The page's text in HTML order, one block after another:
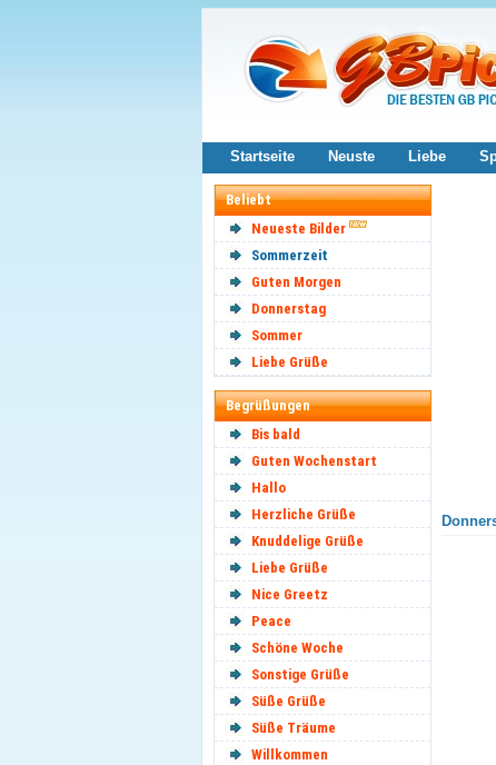
Startseite Neuste Liebe
Beliebt
Neueste Bilder
Sommerzeit
Guten Morgen
Donnerstag
Sommer
Liebe Grüße
Begrüßungen
Bis bald
Guten Wochenstart
Hallo
Herzliche Grüße
Knuddelige Grüße
Liebe Grüße
Nice Greetz
Peace
Schöne Woche
Sonstige Grüße
Süße Grüße
Süße Träume
Willkommen